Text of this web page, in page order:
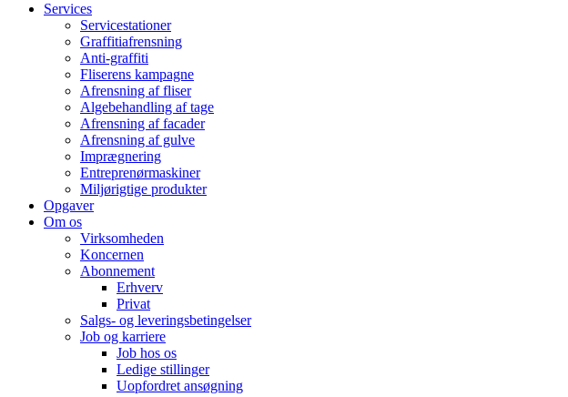
Services
Servicestationer
Graffitiafrensning
Anti-graffiti
Fliserens kampagne
Afrensning af fliser
Algebehandling af tage
Afrensning af facader
Afrensning af gulve
Imprægnering
Entreprenørmaskiner
Miljørigtige produkter
Opgaver
Om os
Virksomheden
Koncernen
Abonnement
Erhverv
Privat
Salgs- og leveringsbetingelser
Job og karriere
Job hos os
Ledige stillinger
Uopfordret ansøgning